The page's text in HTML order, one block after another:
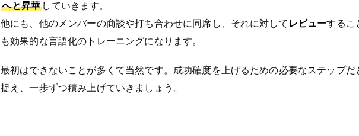
へと昇華 していきます。
他にも、他のメンバーの商談や打ち合わせに同席し、それに対して レビューするこ
も効果的な言語化のトレーニングになります。
最初はできないことが多くて当然です。成功確度を上げるための必要なステップだ
捉え、一歩ずつ積み上げていきましょう。